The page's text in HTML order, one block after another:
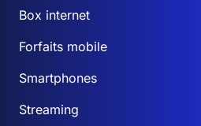
Box internet
Forfaits mobile
Smartphones
Streaming